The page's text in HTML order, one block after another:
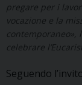
pregare per i
vocazione e la
contemporaneo»,
celebrare
Seguendo